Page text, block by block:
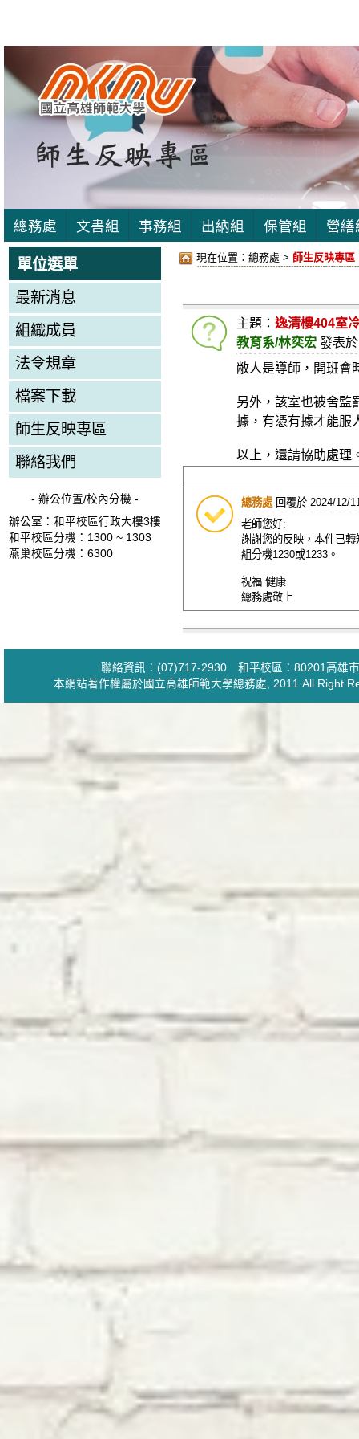
總務處 文書組 事務組 出納組 保管組 營繕
單位選單
最新消息
組織成員
法令規章
檔案下載
師生反映專區
聯絡我們
- 辦公位置/校內分機 -
辦公室：和平校區行政大樓3樓
和平校區分機：1300 ~ 1303
燕巢校區分機：6300
現在位置： 總務處 > 師生反映專區
主題： 逸清樓404室
教育系/林奕宏 發表
敝人是導師，開班會
另外，該室也被舍監
據，有憑有據才能服
以上，還請協助處理
總務處 回覆於 2024/12/
老師您好:
謝謝您的反映，本件已
組分機1230或1233。
祝福 健康
總務處敬上
聯絡資訊：(07)717-2930 和平校區：80201高雄
本網站著作權屬於國立高雄師範大學總務處 , 2011 All Right